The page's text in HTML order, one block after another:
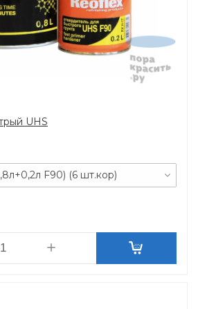
UHS
F90) (6 шт.кор)